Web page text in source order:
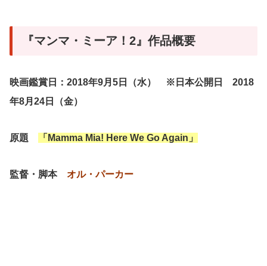
『マンマ・ミーア！2』作品概要
映画鑑賞日：2018年9月5日（水） ※日本公開日 2018
年8月24日（金）
原題 「Mamma Mia! Here We Go Again」
監督・脚本 オル・パーカー